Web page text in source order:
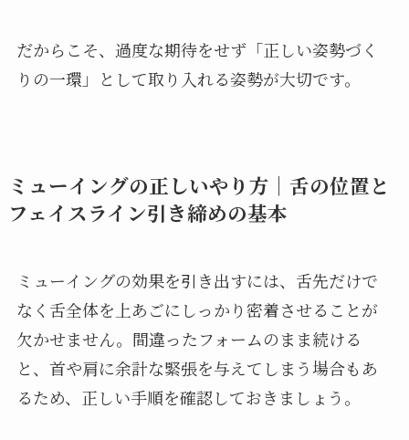
だからこそ、過度な期待をせず「正しい姿勢づく
りの一環」として取り入れる姿勢が大切です。
ミューイングの正しいやり方｜舌の位置と
フェイスライン引き締めの基本
ミューイングの効果を引き出すには、舌先だけで
なく舌全体を上あごにしっかり密着させることが
欠かせません。間違ったフォームのまま続ける
と、首や肩に余計な緊張を与えてしまう場合もあ
るため、正しい手順を確認しておきましょう。